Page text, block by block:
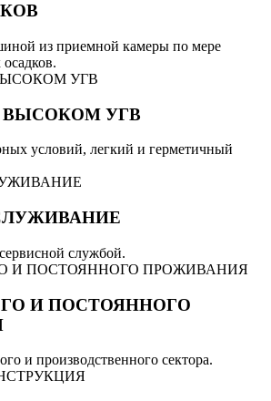
из приемной камеры по мере
УГВ
условий, легкий и герметичный
службой.
И ПОСТОЯННОГО
и производственного сектора.